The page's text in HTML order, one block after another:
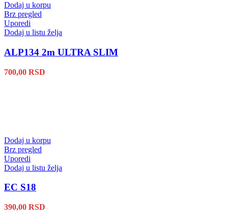
Dodaj u korpu
Brz pregled
Uporedi
Dodaj u listu želja
ALP134 2m ULTRA SLIM
700,00 RSD
Dodaj u korpu
Brz pregled
Uporedi
Dodaj u listu želja
EC S18
390,00 RSD